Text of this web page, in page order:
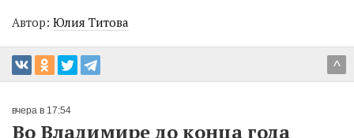
Автор: Юлия Титова
^
вчера в 17:54
Во Владимире до конца года